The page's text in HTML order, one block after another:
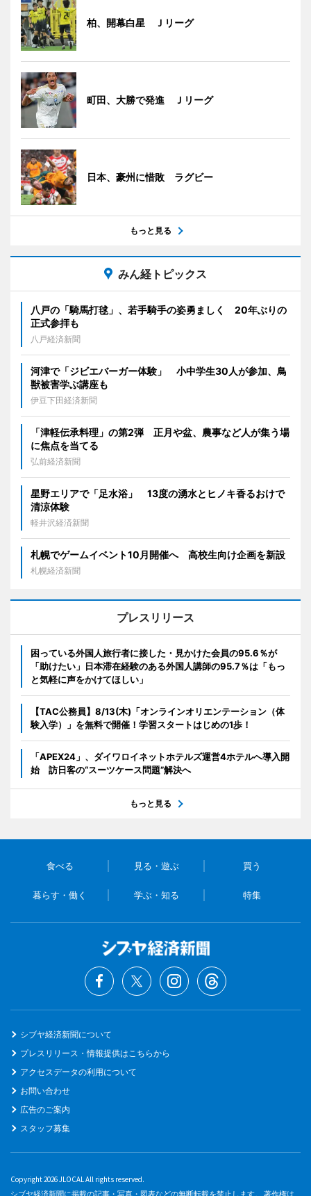
柏、開幕白星 Ｊリーグ
町田、大勝で発進 Ｊリーグ
日本、豪州に惜敗 ラグビー
もっと見る
みん経トピックス
八戸の「騎馬打毬」、若手騎手の姿勇ましく 20年ぶりの
正式参拝も
八戸経済新聞
河津で「ジビエバーガー体験」 小中学生30人が参加、鳥
獣被害学ぶ講座も
伊豆下田経済新聞
「津軽伝承料理」の第2弾 正月や盆、農事など人が集う場
に焦点を当てる
弘前経済新聞
星野エリアで「足水浴」 13度の湧水とヒノキ香るおけで
清涼体験
軽井沢経済新聞
札幌でゲームイベント10月開催へ 高校生向け企画を新設
札幌経済新聞
プレスリリース
困っている外国人旅行者に接した・見かけた会員の95.6％が
「助けたい」日本滞在経験のある外国人講師の95.7％は「もっ
と気軽に声をかけてほしい」
【TAC公務員】8/13(木)「オンラインオリエンテーション（体
験入学）」を無料で開催！学習スタートはじめの1歩！
「APEX24」、ダイワロイネットホテルズ運営4ホテルへ導入開
始 訪日客の“スーツケース問題”解決へ
もっと見る
食べる 見る・遊ぶ 買う
暮らす・働く 学ぶ・知る 特集
シブヤ経済新聞について
プレスリリース・情報提供はこちらから
アクセスデータの利用について
お問い合わせ
広告のご案内
スタッフ募集
Copyright 2026 JLOCAL All rights reserved.
シブヤ経済新聞に掲載の記事・写真・図表などの無断転載を禁止します。 著作権は